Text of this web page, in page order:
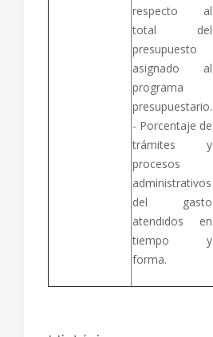
respecto al
total del
presupuesto
asignado al
programa
presupuestario.
- Porcentaje de
trámites y
procesos
administrativos
del gasto
atendidos en
tiempo y
forma.